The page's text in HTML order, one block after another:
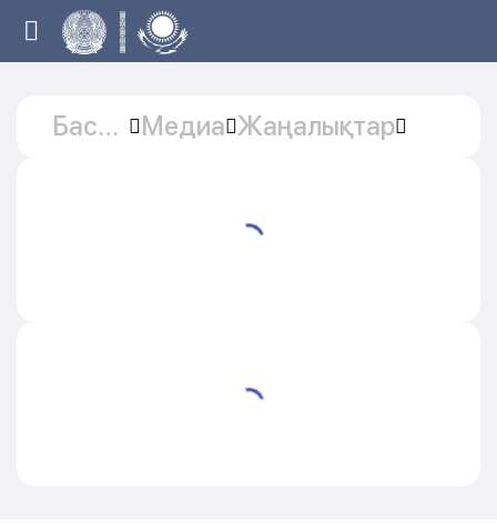
Басты
Медиа Жаңалықтар